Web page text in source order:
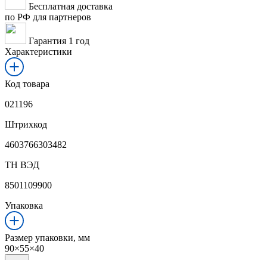
Бесплатная доставка
по РФ для партнеров
Гарантия 1 год
Характеристики
Код товара
021196
Штрихкод
4603766303482
ТН ВЭД
8501109900
Упаковка
Размер упаковки, мм
90×55×40